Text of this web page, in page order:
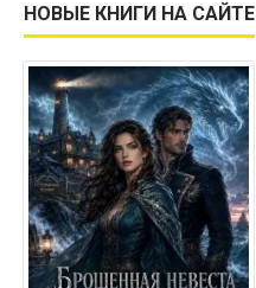
НОВЫЕ КНИГИ НА САЙТЕ